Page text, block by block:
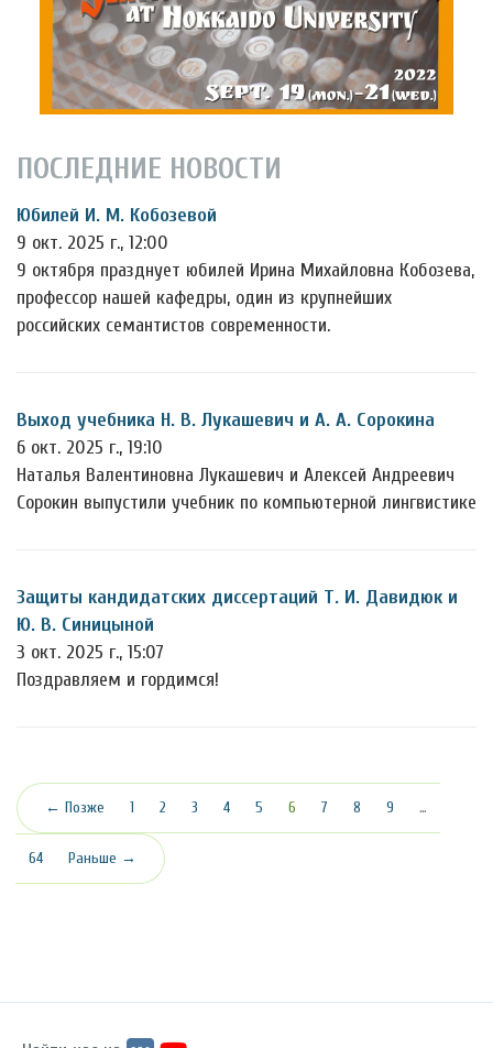
ПОСЛЕДНИЕ НОВОСТИ
Юбилей И. М. Кобозевой
9 окт. 2025 г., 12:00
9 октября празднует юбилей Ирина Михайловна Кобозева,
профессор нашей кафедры, один из крупнейших
российских семантистов современности.
Выход учебника Н. В. Лукашевич и А. А. Сорокина
6 окт. 2025 г., 19:10
Наталья Валентиновна Лукашевич и Алексей Андреевич
Сорокин выпустили учебник по компьютерной лингвистике
Защиты кандидатских диссертаций Т. И. Давидюк и
Ю. В. Синицыной
3 окт. 2025 г., 15:07
Поздравляем и гордимся!
← Позже 1 2 3 4 5 6 (текущая)
7 8 9 …
64 Раньше →